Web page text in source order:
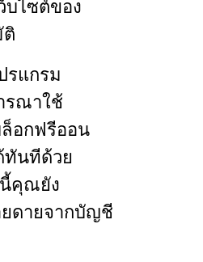
บไซต์ของ
รแกรม
รณาใช้
อกฟรีออน
ทันทีด้วย
นี้คุณยัง
ดายจากบัญชี